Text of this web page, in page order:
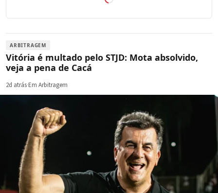
ARBITRAGEM
Vitória é multado pelo STJD: Mota absolvido,
veja a pena de Cacá
2d atrás·Em Arbitragem